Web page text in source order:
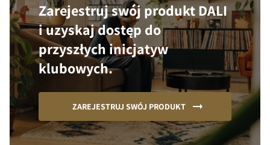
Zarejestruj swój produkt DALI
i uzyskaj dostęp do
przyszłych inicjatyw
klubowych.
ZAREJESTRUJ SWÓJ PRODUKT